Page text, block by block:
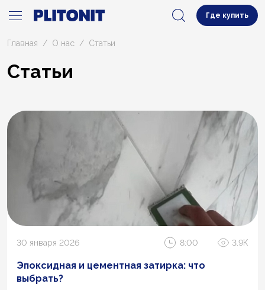
Где купить
Главная О нас Статьи
Статьи
30 января 2026 8:00 3.9К
Эпоксидная и цементная затирка: что
выбрать?